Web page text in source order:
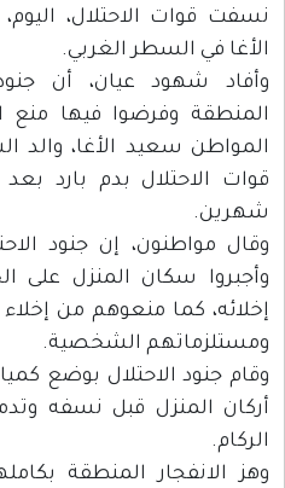
نسفت قوات الاحتلال،
الأغا في السطر الغربي.
وأفاد شهود عيان، أن جنود
المنطقة وفرضوا فيها منع
المواطن سعيد الأغا، والد
قوات الاحتلال بدم بارد
شهرين.
وقال مواطنون، إن جنود
وأجبروا سكان المنزل على
إخلائه، كما منعوهم من
ومستلزماتهم الشخصية.
وقام جنود الاحتلال بوضع
أركان المنزل قبل نسفه
الركام.
وهز الانفجار المنطقة